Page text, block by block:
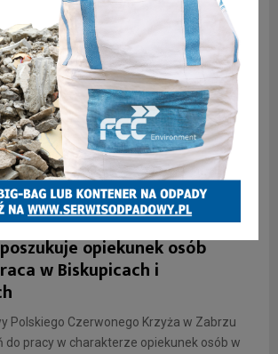
opiekunek osób
w Biskupicach i
Polskiego Czerwonego Krzyża w Zabrzu
do pracy w charakterze opiekunek osób w